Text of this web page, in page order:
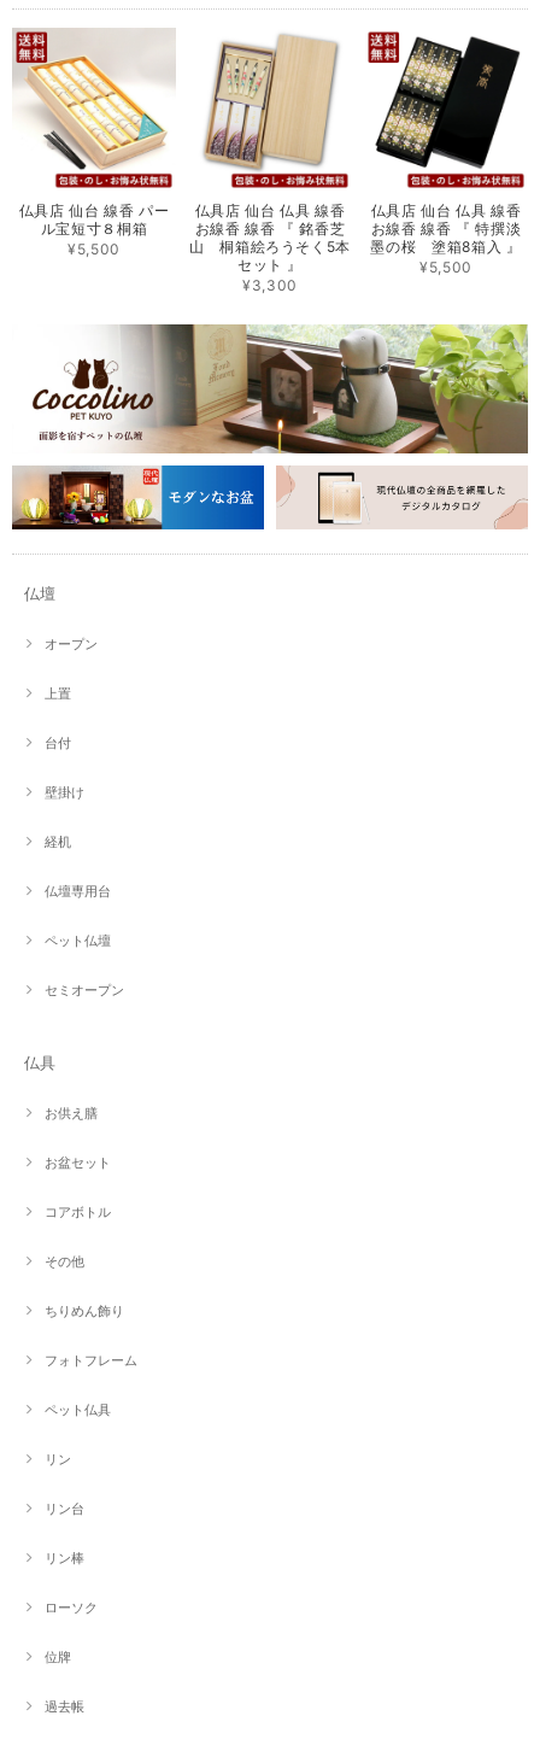
仏具店 仙台 線香 パー
ル宝短寸８桐箱
¥5,500
仏具店 仙台 仏具 線香
お線香 線香 『 銘香芝
山 桐箱絵ろうそく5本
セット 』
¥3,300
仏具店 仙台 仏具 線香
お線香 線香 『 特撰淡
墨の桜 塗箱8箱入 』
¥5,500
仏壇
オープン
上置
台付
壁掛け
経机
仏壇専用台
ペット仏壇
セミオープン
仏具
お供え膳
お盆セット
コアボトル
その他
ちりめん飾り
フォトフレーム
ペット仏具
リン
リン台
リン棒
ローソク
位牌
過去帳